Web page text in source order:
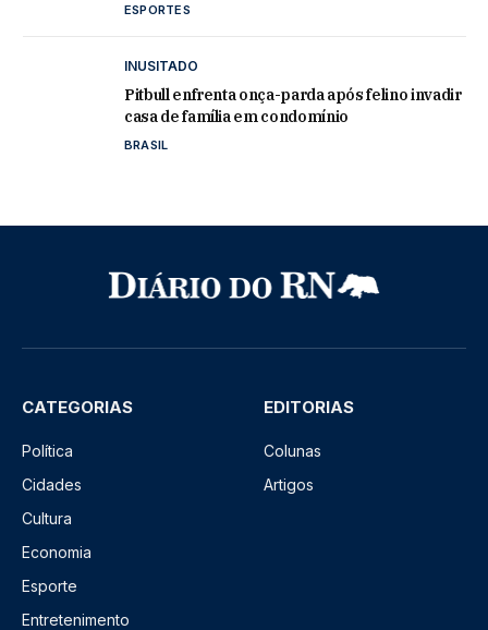
ESPORTES
INUSITADO
Pitbull enfrenta onça-parda após felino invadir
casa de família em condomínio
BRASIL
CATEGORIAS
Política
Cidades
Cultura
Economia
Esporte
Entretenimento
EDITORIAS
Colunas
Artigos